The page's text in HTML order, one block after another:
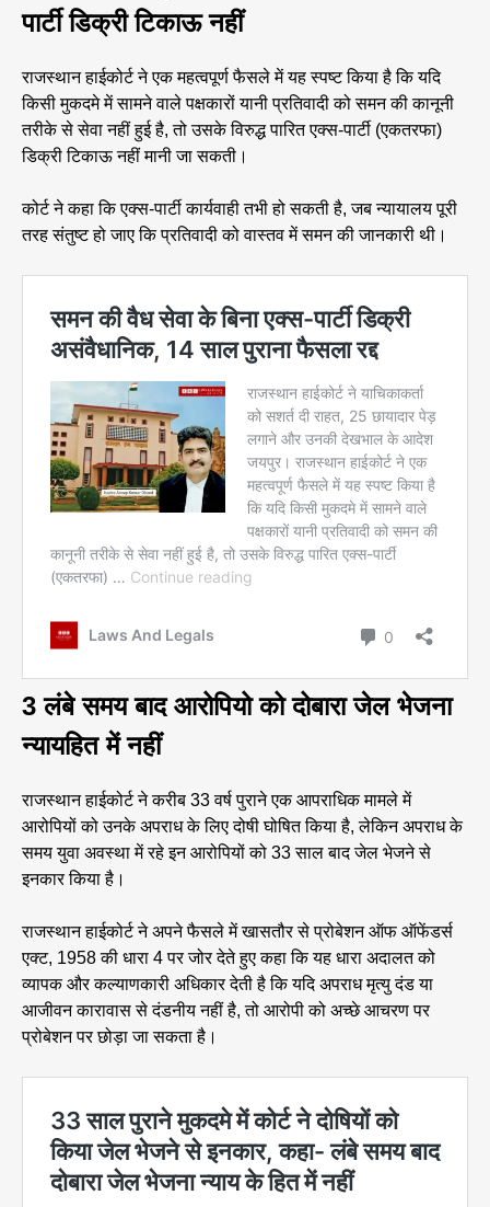
पार्टी डिक्री टिकाऊ नहीं
राजस्थान हाईकोर्ट ने एक महत्वपूर्ण फैसले में यह स्पष्ट किया है कि यदि
किसी मुकदमे में सामने वाले पक्षकारों यानी प्रतिवादी को समन की कानूनी
तरीके से सेवा नहीं हुई है, तो उसके विरुद्ध पारित एक्स-पार्टी (एकतरफा)
डिक्री टिकाऊ नहीं मानी जा सकती।
कोर्ट ने कहा कि एक्स-पार्टी कार्यवाही तभी हो सकती है, जब न्यायालय पूरी
तरह संतुष्ट हो जाए कि प्रतिवादी को वास्तव में समन की जानकारी थी।
3 लंबे समय बाद आरोपियो को दोबारा जेल भेजना
न्यायहित में नहीं
राजस्थान हाईकोर्ट ने करीब 33 वर्ष पुराने एक आपराधिक मामले में
आरोपियों को उनके अपराध के लिए दोषी घोषित किया है, लेकिन अपराध के
समय युवा अवस्था में रहे इन आरोपियों को 33 साल बाद जेल भेजने से
इनकार किया है।
राजस्थान हाईकोर्ट ने अपने फैसले में खासतौर से प्रोबेशन ऑफ ऑफेंडर्स
एक्ट, 1958 की धारा 4 पर जोर देते हुए कहा कि यह धारा अदालत को
व्यापक और कल्याणकारी अधिकार देती है कि यदि अपराध मृत्यु दंड या
आजीवन कारावास से दंडनीय नहीं है, तो आरोपी को अच्छे आचरण पर
प्रोबेशन पर छोड़ा जा सकता है।